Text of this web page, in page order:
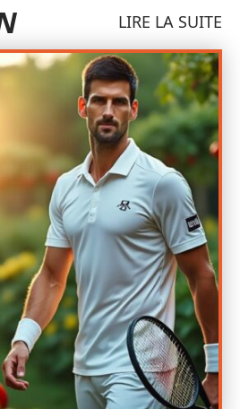
LIRE LA SUITE